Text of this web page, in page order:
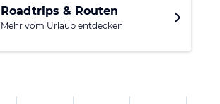
Roadtrips & Routen
Mehr vom Urlaub entdecken